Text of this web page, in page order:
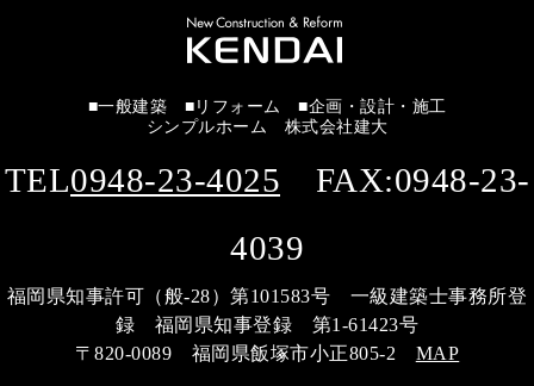
■一般建築 ■リフォーム ■企画・設計・施工
シンプルホーム 株式会社建大
TEL0948-23-4025 FAX:0948-23-
4039
福岡県知事許可（般-28）第101583号 一級建築士事務所登
録 福岡県知事登録 第1-61423号
〒820-0089 福岡県飯塚市小正805-2 MAP